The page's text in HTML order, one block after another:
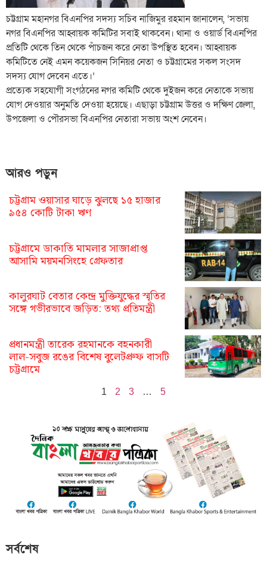
চট্টগ্রাম মহানগর বিএনপির সদস্য সচিব নাজিমুর রহমান জানালেন, ‘সভায়
নগর বিএনপির আহ্বায়ক কমিটির সবাই থাকবেন। থানা ও ওয়ার্ড বিএনপির
প্রতিটি থেকে তিন থেকে পাঁচজন করে নেতা উপস্থিত হবেন। আহ্বায়ক
কমিটিতে নেই এমন কয়েকজন সিনিয়র নেতা ও চট্টগ্রামের সকল সংসদ
সদস্য যোগ দেবেন এতে।’
প্রত্যেক সহযোগী সংগঠনের নগর কমিটি থেকে দুইজন করে নেতাকে সভায়
যোগ দেওয়ার অনুমতি দেওয়া হয়েছে। এছাড়া চট্টগ্রাম উত্তর ও দক্ষিণ জেলা,
উপজেলা ও পৌরসভা বিএনপির নেতারা সভায় অংশ নেবেন।
আরও পড়ুন
চট্টগ্রাম ওয়াসার ঘাড়ে ঝুলছে ১৫ হাজার
৯৫৪ কোটি টাকা ঋণ
চট্টগ্রামে ডাকাতি মামলার সাজাপ্রাপ্ত
আসামি ময়মনসিংহে গ্রেফতার
কালুরঘাট বেতার কেন্দ্র মুক্তিযুদ্ধের স্মৃতির
সঙ্গে গভীরভাবে জড়িত: তথ্য প্রতিমন্ত্রী
প্রধানমন্ত্রী তারেক রহমানকে বহনকারী
লাল-সবুজ রঙের বিশেষ বুলেটপ্রুফ বাসটি
চট্টগ্রামে
1 2 3 … 5
সর্বশেষ